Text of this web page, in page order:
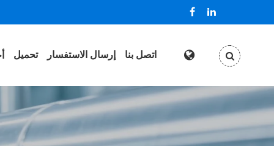
تحميل إرسال الاستفسار اتصل بنا